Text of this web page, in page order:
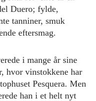
Duero; fylde,
tanniner, smuk
eftersmag.
i mange år sine
hvor vinstokkene har
Pesquera. Men
han i et helt nyt